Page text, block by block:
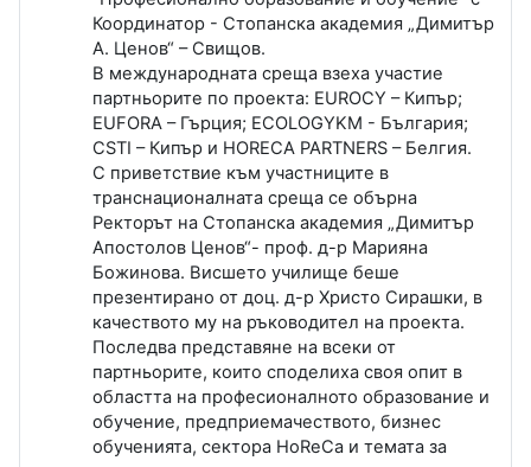
Координатор - Стопанска академия „Димитър
А. Ценов“ – Свищов.
В международната среща взеха участие
партньорите по проекта: EUROCY – Кипър;
EUFORA – Гърция; ECOLOGYKM - България;
CSTI – Кипър и HORECA PARTNERS – Белгия.
С приветствие към участниците в
транснационалната среща се обърна
Ректорът на Стопанска академия „Димитър
Апостолов Ценов“- проф. д-р Марияна
Божинова. Висшето училище беше
презентирано от доц. д-р Христо Сирашки, в
качеството му на ръководител на проекта.
Последва представяне на всеки от
партньорите, които споделиха своя опит в
областта на професионалното образование и
обучение, предприемачеството, бизнес
обученията, сектора HoReCa и темата за